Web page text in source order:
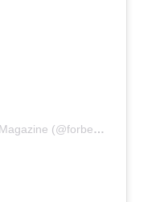
A post shared by Forbes Thailand Magazine (@forbesthailand)